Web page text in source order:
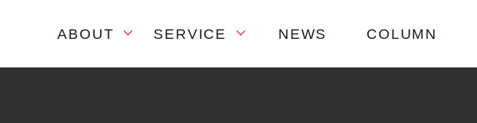
ABOUT SERVICE NEWS COLUMN